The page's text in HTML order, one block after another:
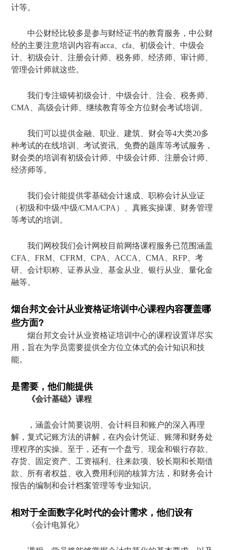
计等。
中公财经比较多是参与财经证书的教育服务，中公财
经的主要注意培训内容有acca、cfa、初级会计、中级会
计、初级会计、注册会计师、税务师、经济师、审计师、
管理会计师就这些。
我们专注锻铸初级会计、中级会计、注会、税务师、
CMA、高级会计师、继续教育等全方位财会考试培训。
我们可以提供金融、职业、建筑、财会等4大类20多
种考试的在线培训、考试资讯、免费的题库等考试服务，
财会类的培训有初级会计师、中级会计师、注册会计师、
经济师等。
我们会计能提供零基础会计速成、职称会计从业证
（初级和中级/中级/CMA/CPA）、真账实操课、财务管理
等考试的培训。
我们网校我们会计网校目前网络课程服务已范围涵盖
CFA、FRM、CFRM、CPA、ACCA、CMA、RFP、考
研、会计职称、证券从业、基金从业、银行从业、量化金
融等。
烟台邦文会计从业资格证培训中心课程内容覆盖哪
些方面?
烟台邦文会计从业资格证培训中心的课程设置详尽实
用，旨在为学员需要提供全方位立体式的会计知识和技
能。
是需要，他们能提供
《会计基础》课程
，涵盖会计简要说明、会计科目和账户的深入再理
解，复式记账方法的讲解，在内会计凭证、账簿和财务处
理程序的实操。至于，还有一个盘亏、现金和银行存款、
存货、固定资产、工资福利、往来款项、较长期和长期借
款、所有者权益、收入费用利润的核算方法，和财务会计
报告的编制和会计档案管理等专业知识。
相对于全面数字化时代的会计需求，他们设有
《会计电算化》